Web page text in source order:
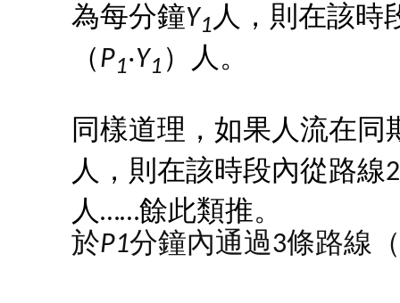
為每分鐘Y1人，則在該時
（ P1‧Y1 ）人。
同樣道理，如果人流在同
人，則在該時段內從路線2
人……餘此類推。
於P1分鐘內通過3條路線